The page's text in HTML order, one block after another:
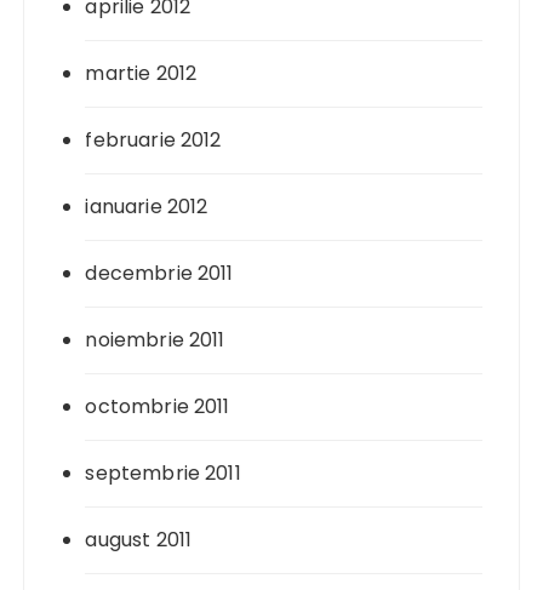
aprilie 2012
martie 2012
februarie 2012
ianuarie 2012
decembrie 2011
noiembrie 2011
octombrie 2011
septembrie 2011
august 2011